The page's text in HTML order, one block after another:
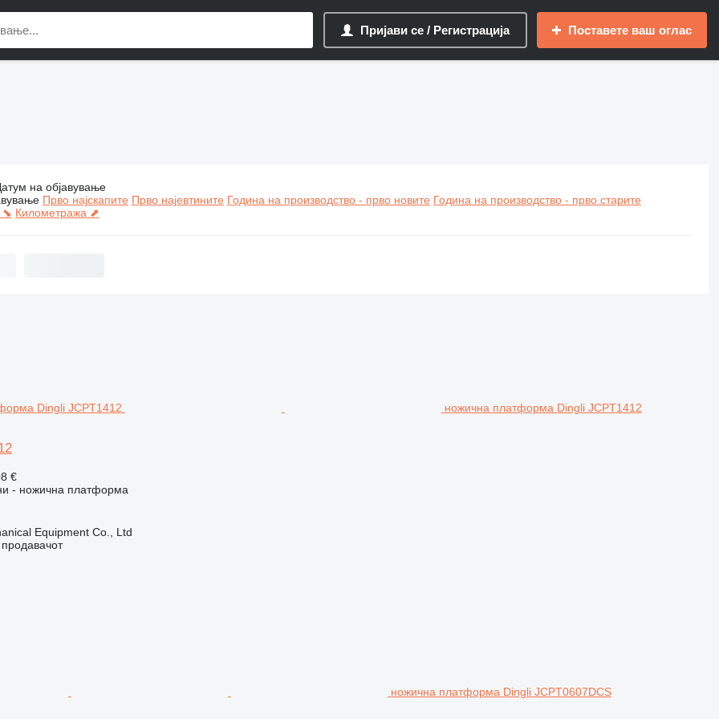
Пријави се / Регистрација Поставете ваш оглас
машини Dingli
на објавување
Прво најскапите Прво најевтините Година на производство - прво новите Година на производство - прво старите
⬊ Километража ⬈
ножична платформа Dingli JCPT1412
€
- ножична платформа
Equipment Co., Ltd
продавачот
ножична платформа Dingli JCPT0607DCS